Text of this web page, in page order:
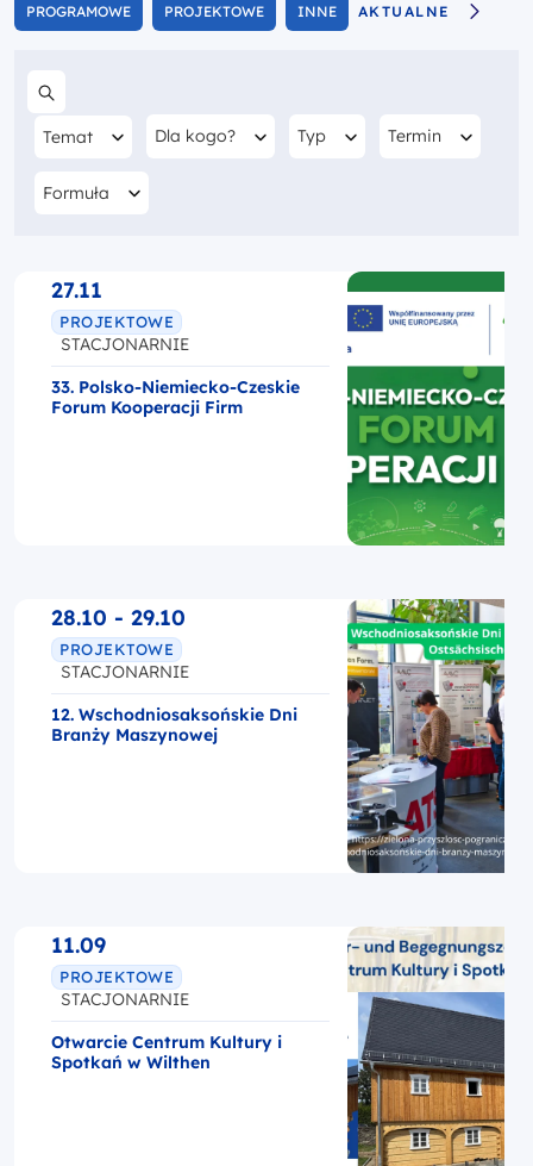
PROGRAMOWE PROJEKTOWE INNE AKTUALNE
Filtruj według
Temat Filtruj według
Dla kogo? Filtruj według
Typ Filtruj według
Termin
Filtruj według
Formuła
27.11
PROJEKTOWE
STACJONARNIE
33. Polsko-Niemiecko-Czeskie
Forum Kooperacji Firm
28.10 - 29.10
PROJEKTOWE
STACJONARNIE
12. Wschodniosaksońskie Dni
Branży Maszynowej
11.09
PROJEKTOWE
STACJONARNIE
Otwarcie Centrum Kultury i
Spotkań w Wilthen